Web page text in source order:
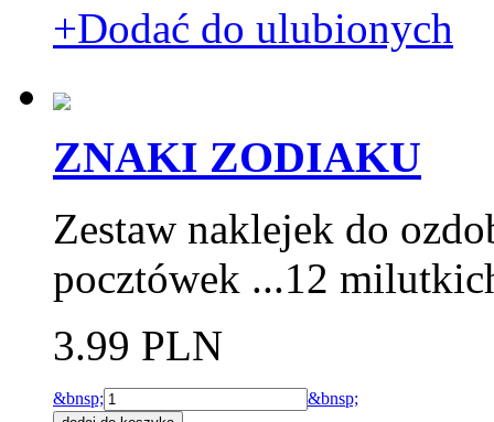
+Dodać do ulubionych
ZNAKI ZODIAKU
Zestaw naklejek do
pocztówek ...12
3.99 PLN
&bnsp; &bnsp;